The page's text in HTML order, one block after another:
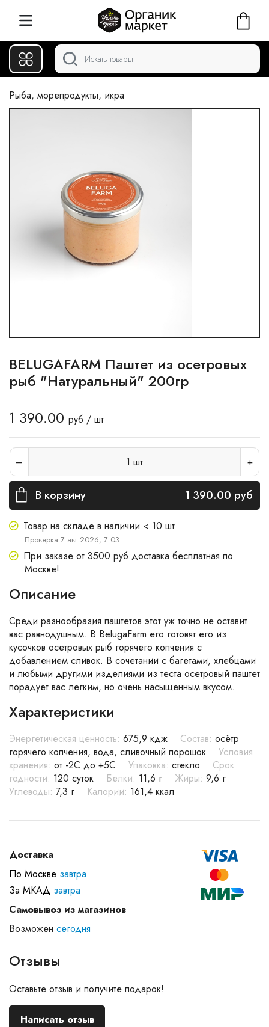
Рыба, морепродукты, икра
BELUGAFARM Паштет из осетровых
рыб "Натуральный" 200гр
1 390.00 руб / шт
1 шт
В корзину 1 390.00 руб
Товар на складе в наличии < 10 шт
Проверка 7 авг 2026, 7:03
При заказе от 3500 руб доставка бесплатная по
Москве!
Описание
Среди разнообразия паштетов этот уж точно не оставит
вас равнодушным. В BelugaFarm его готовят его из
кусочков осетровых рыб горячего копчения с
добавлением сливок. В сочетании с багетами, хлебцами
и любыми другими изделиями из теста осетровый паштет
порадует вас легким, но очень насыщенным вкусом.
Характеристики
Энергетическая ценность: 675,9 кдж Состав: осётр
горячего копчения, вода, сливочный порошок
Условия
хранения: от -2С до +5С Упаковка: стекло
Срок
годности: 120 суток Белки: 11,6 г Жиры: 9,6 г
Углеводы: 7,3 г Калории: 161,4 ккал
Доставка
По Москве завтра
За МКАД завтра
Самовывоз из магазинов
Возможен сегодня
Отзывы
Оставьте отзыв и получите подарок!
Написать отзыв